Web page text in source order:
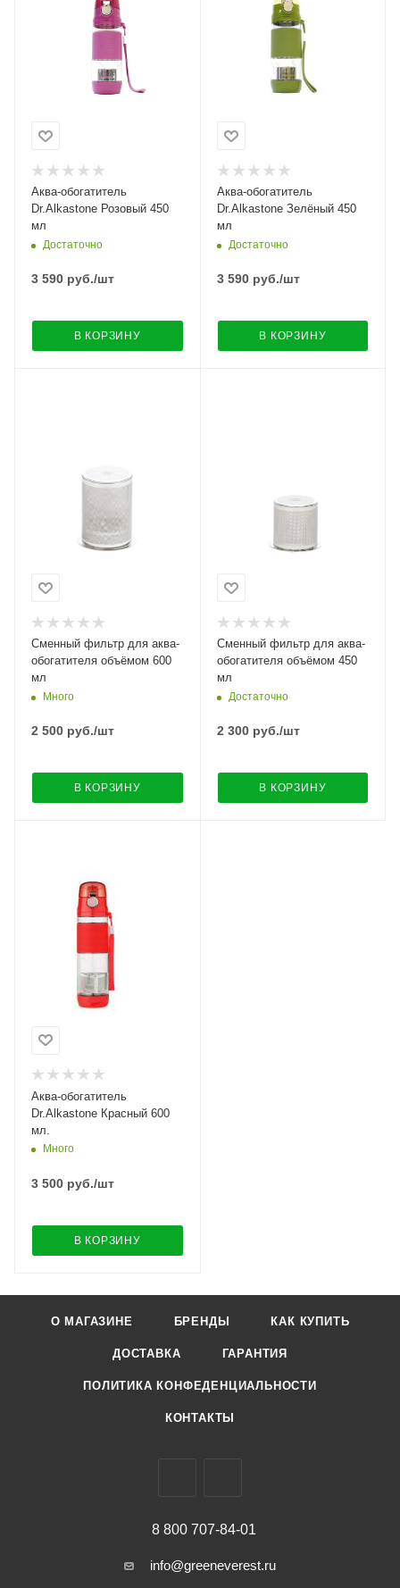
Аква-обогатитель
Dr.Alkastone Розовый 450
мл
Достаточно
3 590 руб./шт
В КОРЗИНУ
Аква-обогатитель
Dr.Alkastone Зелёный 450
мл
Достаточно
3 590руб./шт
В КОРЗИНУ
Сменный фильтр для аква-
обогатителя объёмом 600
мл
Много
2 500 руб./шт
В КОРЗИНУ
Сменный фильтр для аква-
обогатителя объёмом 450
мл
Достаточно
2 300руб./шт
В КОРЗИНУ
Аква-обогатитель
Dr.Alkastone Красный 600
мл.
Много
3 500 руб./шт
В КОРЗИНУ
О МАГАЗИНЕ БРЕНДЫ КАК КУПИТЬ
ДОСТАВКА ГАРАНТИЯ
ПОЛИТИКА КОНФЕДЕНЦИАЛЬНОСТИ
КОНТАКТЫ
8 800 707-84-01
info@greeneverest.ru